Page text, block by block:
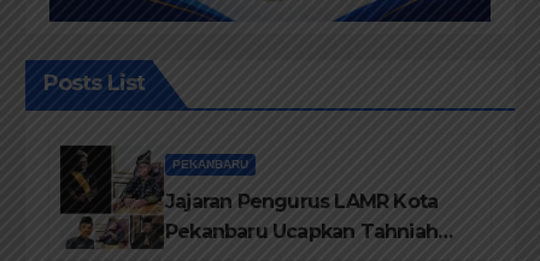
Posts List
PEKANBARU
Jajaran Pengurus LAMR Kota
Pekanbaru Ucapkan Tahniah